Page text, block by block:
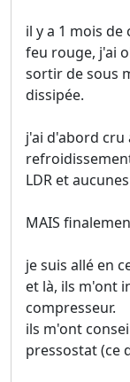
il y a 1 mois de
feu rouge, j'ai
sortir de sous
dissipée.
j'ai d'abord cru
LDR et
MAIS
je suis allé en
et là, ils m'ont
compresseur.
ils m'ont
pressostat (ce